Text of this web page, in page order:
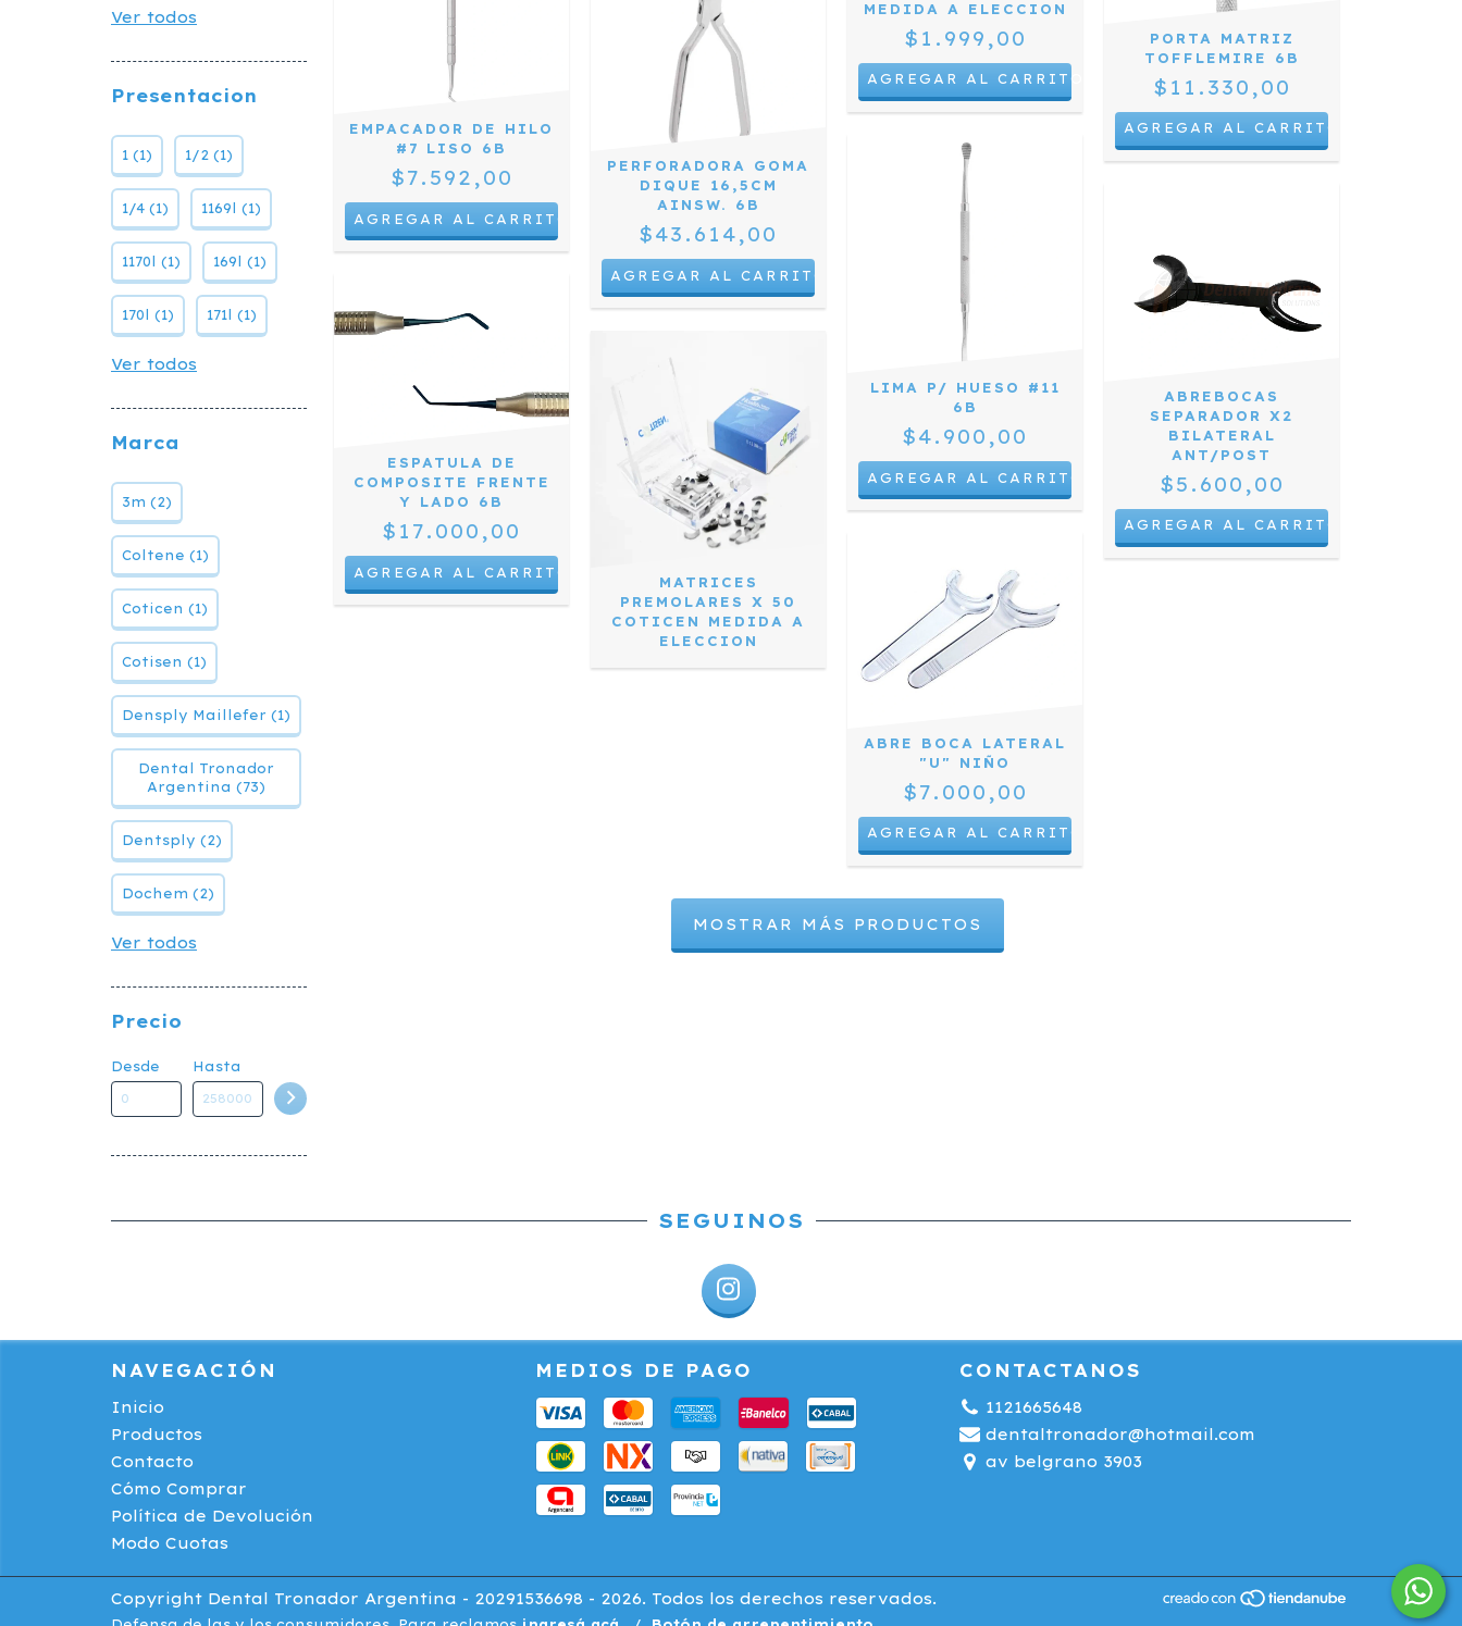
Ver todos
Presentacion
1 (1) 1/2 (1)
1/4 (1) 1169l (1)
1170l (1) 169l (1)
170l (1) 171l (1)
Ver todos
Marca
3m (2)
Coltene (1)
Coticen (1)
Cotisen (1)
Densply Maillefer (1)
Dental Tronador
Argentina (73)
Dentsply (2)
Dochem (2)
Ver todos
Precio
Desde Hasta
MEDIDA A ELECCION
$1.999,00
AGREGAR AL CARRITO
EMPACADOR DE HILO
#7 LISO 6B
$7.592,00
PERFORADORA GOMA
DIQUE 16,5CM
AINSW. 6B
$43.614,00
LIMA P/ HUESO #11
6B
$4.900,00
PORTA MATRIZ
TOFFLEMIRE 6B
$11.330,00
ESPATULA DE
COMPOSITE FRENTE
Y LADO 6B
$17.000,00
MATRICES
PREMOLARES X 50
COTICEN MEDIDA A
ELECCION
ABRE BOCA LATERAL
"U" NIÑO
$7.000,00
ABREBOCAS
SEPARADOR X2
BILATERAL
ANT/POST
$5.600,00
MOSTRAR MÁS PRODUCTOS
SEGUINOS
NAVEGACIÓN
Inicio
Productos
Contacto
Cómo Comprar
Política de Devolución
Modo Cuotas
MEDIOS DE PAGO CONTACTANOS
1121665648
dentaltronador@hotmail.com
av belgrano 3903
Copyright Dental Tronador Argentina - 20291536698 - 2026. Todos los derechos reservados.